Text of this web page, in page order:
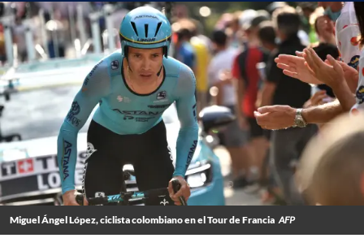
Miguel Ángel López, ciclista colombiano en el Tour de Francia AFP